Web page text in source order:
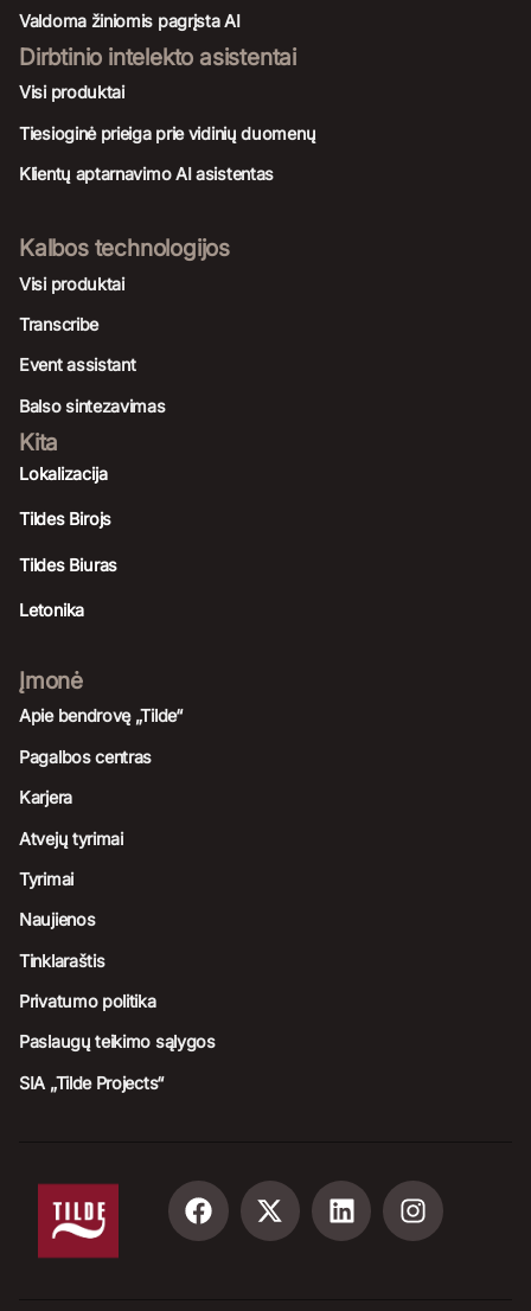
Valdoma žiniomis pagrįsta AI
Dirbtinio intelekto asistentai
Visi produktai
Tiesioginė prieiga prie vidinių duomenų
Klientų aptarnavimo AI asistentas
Kalbos technologijos
Visi produktai
Transcribe
Event assistant
Balso sintezavimas
Kita
Lokalizacija
Tildes Birojs
Tildes Biuras
Letonika
Įmonė
Apie bendrovę „Tilde“
Pagalbos centras
Karjera
Atvejų tyrimai
Tyrimai
Naujienos
Tinklaraštis
Privatumo politika
Paslaugų teikimo sąlygos
SIA „Tilde Projects“